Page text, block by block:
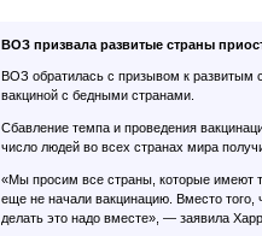
ВОЗ призвала развитые страны
ВОЗ обратилась с призывом к развитым
вакциной с бедными странами.
Сбавление темпа и проведения
число людей во всех странах мира
«Мы просим все страны, которые имеют
еще не начали вакцинацию. Вместо того,
делать это надо вместе», — заявила